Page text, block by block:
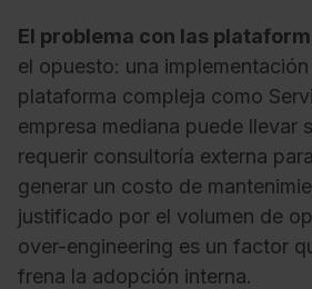
El problema con las
el opuesto: una
plataforma compleja como
empresa mediana puede llevar
requerir consultoría externa
generar un costo de
justificado por el volumen de
over-engineering es un factor
frena la adopción interna.